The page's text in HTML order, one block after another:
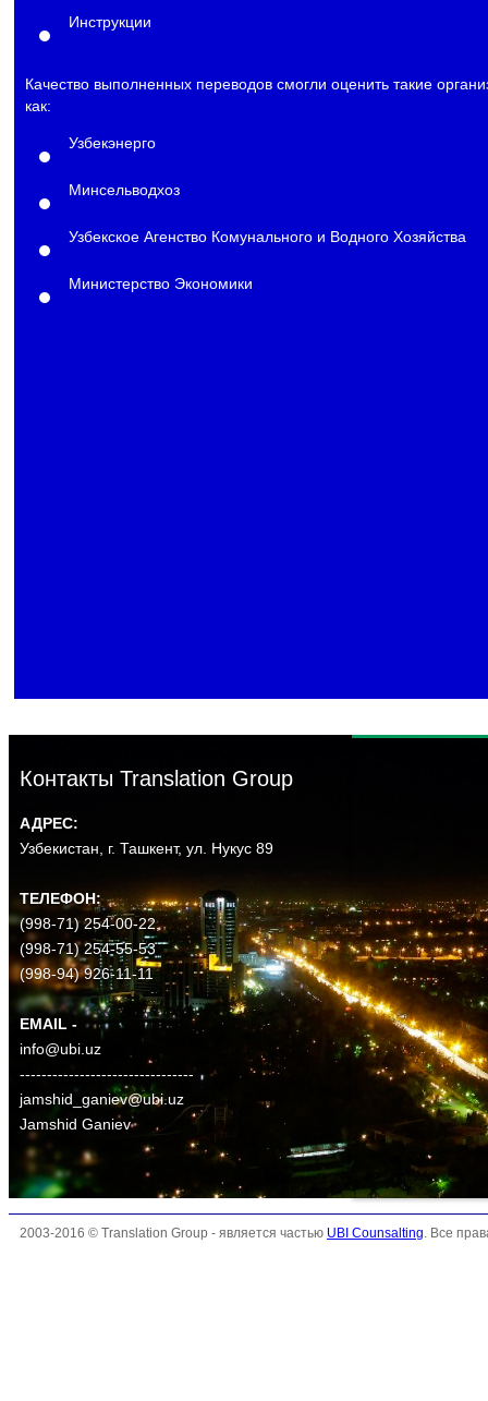
Инструкции
Качество выполненных переводов смогли оценить такие
как:
Узбекэнерго
Минсельводхоз
Узбекское Агенство Комунального и Водного Хозяйства
Министерство Экономики
Контакты Translation Group
АДРЕС:
Узбекистан, г. Ташкент, ул. Нукус 89
ТЕЛЕФОН:
(998-71) 254-00-22,
(998-71) 254-55-53
(998-94) 926-11-11
EMAIL -
info@ubi.uz
--------------------------------
jamshid_ganiev@ubi.uz
Jamshid Ganiev
2003-2016 © Translation Group - является частью UBI Counsalting. Все